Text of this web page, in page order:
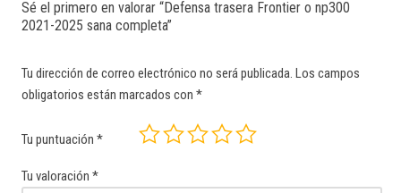
Sé el primero en valorar “Defensa trasera Frontier o np300
2021-2025 sana completa”
Tu dirección de correo electrónico no será publicada. Los campos
obligatorios están marcados con *
Tu puntuación *
Tu valoración *